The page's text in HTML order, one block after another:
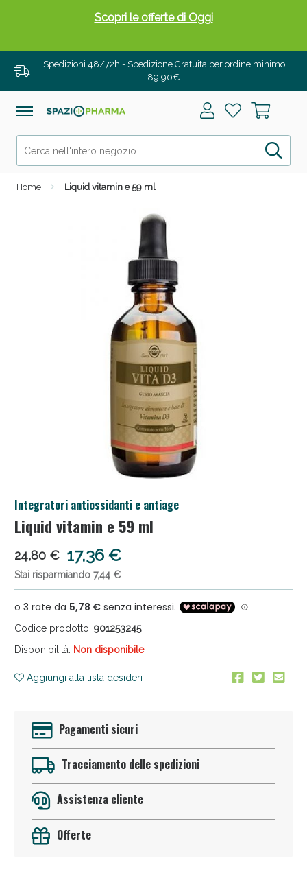
Spedizioni 48/72h - Spedizione Gratuita per ordine minimo
89,90€
Home Liquid vitamin e 59 ml
Integratori antiossidanti e antiage
Liquid vitamin e 59 ml
24,80 € 17,36 €
Stai risparmiando 7,44 €
Codice prodotto: 901253245
Disponibilità: Non disponibile
Aggiungi alla lista desideri
Pagamenti sicuri
Tracciamento delle spedizioni
Assistenza cliente
Offerte
Scopri le offerte di Oggi
Drenanti e Pancia Piatta: Sconti fino al 55% validi
solo per OGGI!
Salini e Multivitaminici: oggi Sconto extra fino al
Anticellulite e Fanghi: Sconto fino al 40% valido
oggi!